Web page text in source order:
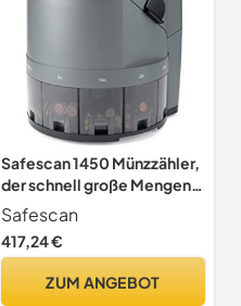
Safescan 1450 Münzzähler,
der schnell große Mengen
gemischter EUR-Münzen
zählt und sortiert -
Münzsortierer, sortiert
Geldzählmaschine für das
Safescan
417,24 €
ZUM ANGEBOT